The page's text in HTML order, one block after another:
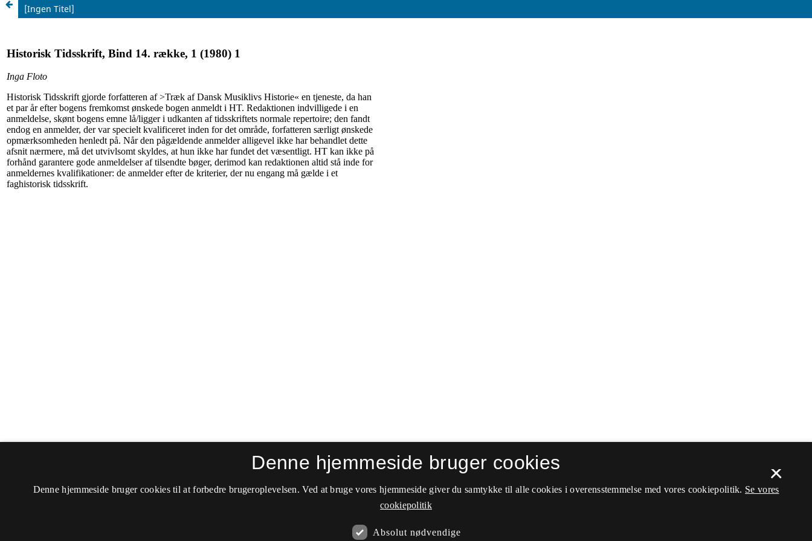
[Ingen Titel]
×
Denne hjemmeside bruger cookies
Denne hjemmeside bruger cookies til at forbedre brugeroplevelsen. Ved at bruge vores hjemmeside giver du samtykke til alle cookies i overensstemmelse med vores cookiepolitik. Se vores
cookiepolitik
Absolut nødvendige